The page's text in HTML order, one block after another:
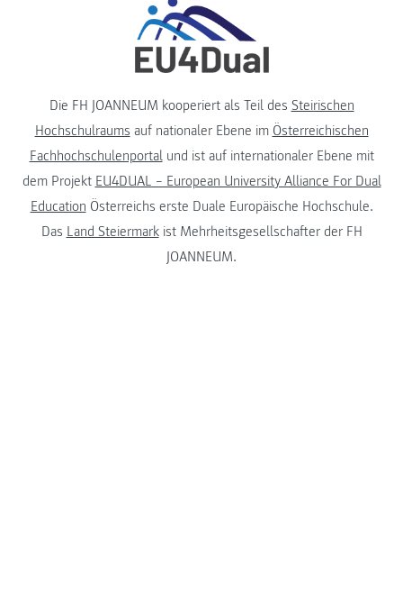
Die FH JOANNEUM kooperiert als Teil des Steirischen
Hochschulraums auf nationaler Ebene im Österreichischen
Fachhochschulenportalund ist auf internationaler Ebene mit
dem Projekt EU4DUAL – European University Alliance For Dual
Education Österreichs erste Duale Europäische Hochschule.
Das Land Steiermarkist Mehrheitsgesellschafter der FH
JOANNEUM.